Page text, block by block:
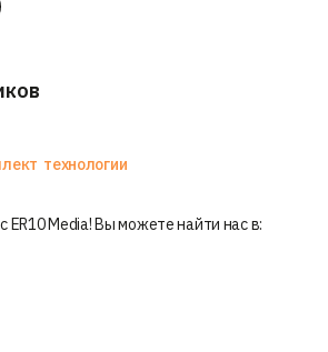
технологии
ER10 Media! Вы можете найти нас в: